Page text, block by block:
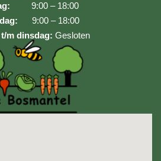
9:00 – 18:00
9:00 – 18:00
m dinsdag: Gesloten